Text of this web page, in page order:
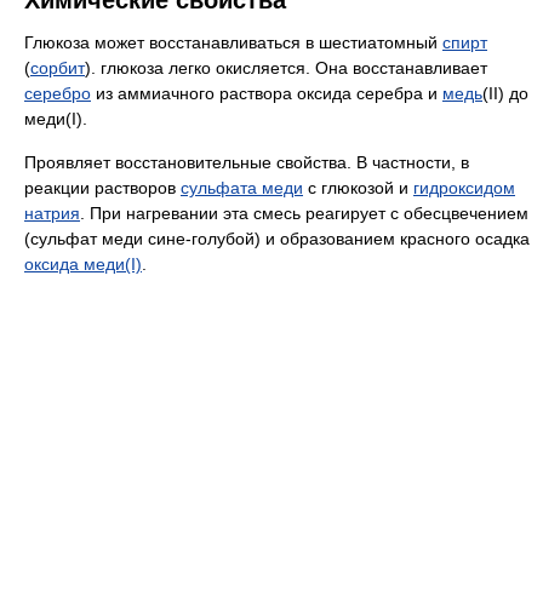
Глюкоза может восстанавливаться в шестиатомный спирт
(сорбит). глюкоза легко окисляется. Она восстанавливает
серебро из аммиачного раствора оксида серебра и медь(II) до
меди(I).
Проявляет восстановительные свойства. В частности, в
реакции растворов сульфата меди с глюкозой и гидроксидом
натрия. При нагревании эта смесь реагирует с обесцвечением
(сульфат меди сине-голубой) и образованием красного осадка
оксида меди(I).